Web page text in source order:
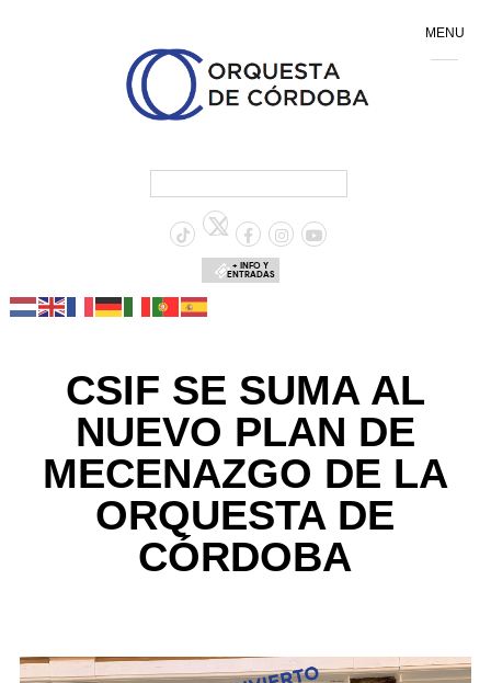
+ INFO Y
ENTRADAS
CSIF SE SUMA AL
NUEVO PLAN DE
MECENAZGO DE LA
ORQUESTA DE
CÓRDOBA
MENU